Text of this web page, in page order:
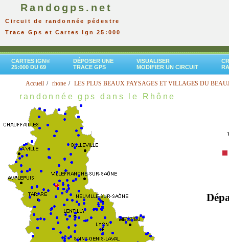
Randogps.net
Circuit de randonnée pédestre
Trace Gps et Cartes Ign 25:000
CARTES IGN®
25:000 DU 69
DÉPOSER UNE
TRACE GPS
VISUALISER
MODIFIER UN CIRCUIT
Accueil rhone LES PLUS BEAUX PAYSAGES ET VILLAGES DU
randonnée gps dans le Rhône